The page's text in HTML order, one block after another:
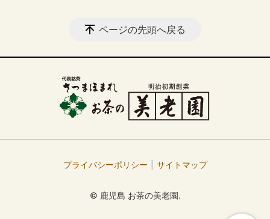
ページの先頭へ戻る
プライバシーポリシー サイトマップ
© 鹿児島 お茶の美老園.